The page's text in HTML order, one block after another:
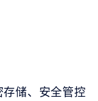
储、安全管控